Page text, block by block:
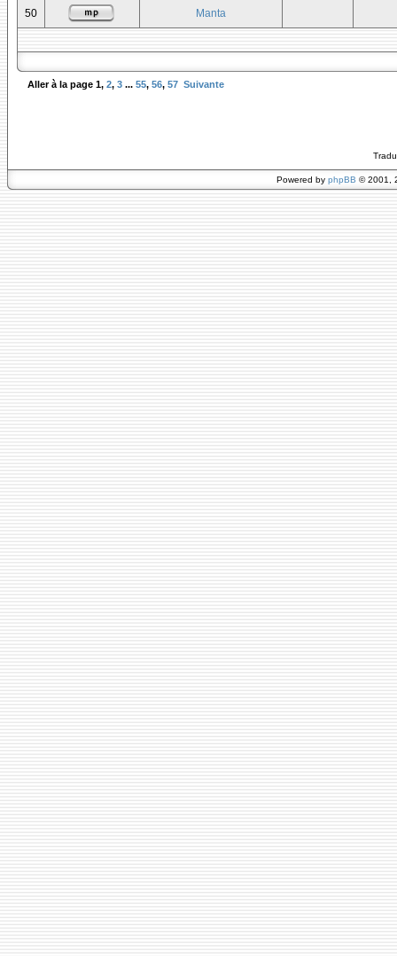
50 Manta
Aller à la page 1, 2, 3 ... 55, 56, 57 Suivante
Powered by phpBB © 2001,